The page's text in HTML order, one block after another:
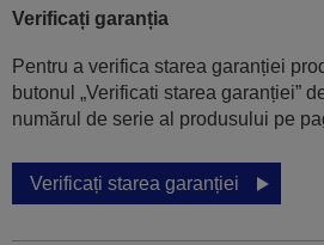
Verificați garanția
Pentru a verifica starea garanției
butonul „Verificati starea garanției”
numărul de serie al produsului pe
Verificați starea garanției